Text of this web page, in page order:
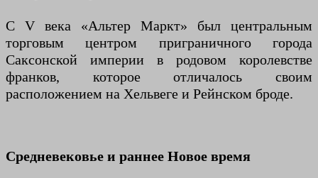
С V века «Альтер Маркт» был центральным
торговым центром приграничного города
Саксонской империи в родовом королевстве
франков, которое отличалось своим
расположением на Хельвеге и Рейнском броде.
Средневековье и раннее Новое время